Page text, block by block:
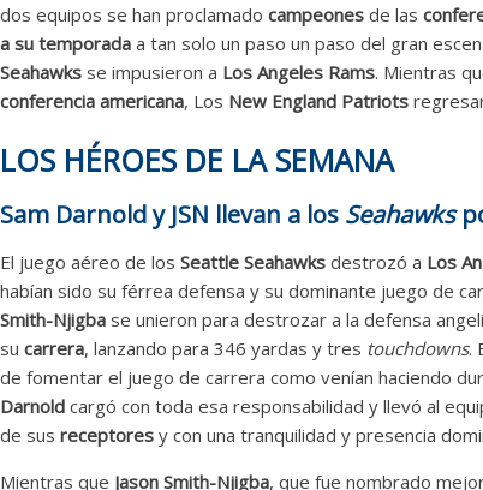
dos equipos se han proclamado campeones de las
a su temporada a tan solo un paso un paso del gran
Seahawks se impusieron a Los Angeles Rams. Mientras
conferencia americana, Los New England Patriots
LOS HÉROES DE LA SEMANA
Sam Darnold y JSN llevan a los Seahawks
El juego aéreo de los Seattle Seahawks destrozó a Los
habían sido su férrea defensa y su dominante juego de
Smith-Njigba se unieron para destrozar a la defensa
su carrera, lanzando para 346 yardas y tres touchdowns.
de fomentar el juego de carrera como venían haciendo
Darnold cargó con toda esa responsabilidad y llevó al
de sus receptores y con una tranquilidad y presencia
Mientras que Jason Smith-Njigba, que fue nombrado